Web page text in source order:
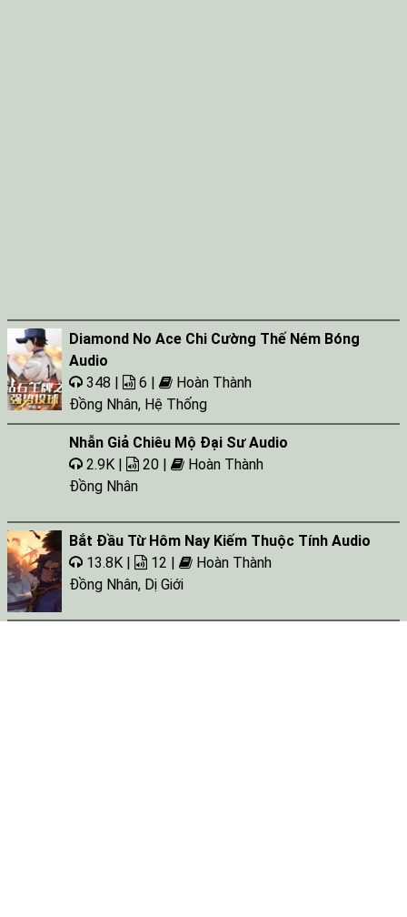
Diamond No Ace Chi Cường Thế Ném Bóng
Audio
348 |
6 |
Hoàn Thành
Đồng Nhân, Hệ Thống
Nhẫn Giả Chiêu Mộ Đại Sư Audio
2.9K |
20 |
Hoàn Thành
Đồng Nhân
Bắt Đầu Từ Hôm Nay Kiếm Thuộc Tính Audio
13.8K |
12 |
Hoàn Thành
Đồng Nhân, Dị Giới